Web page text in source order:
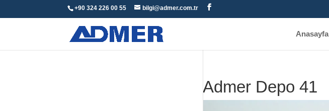
+90 324 226 00 55 bilgi@admer.com.tr
Anasayfa
Admer Depo 41